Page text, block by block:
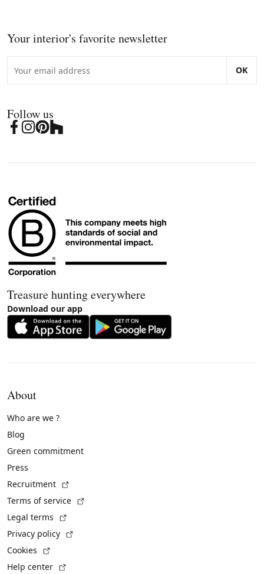
Your interior's favorite newsletter
OK
Follow us
Treasure hunting everywhere
Download our app
About
Who are we ?
Blog
Green commitment
Press
Recruitment
Terms of service
Legal terms
Privacy policy
Cookies
Help center